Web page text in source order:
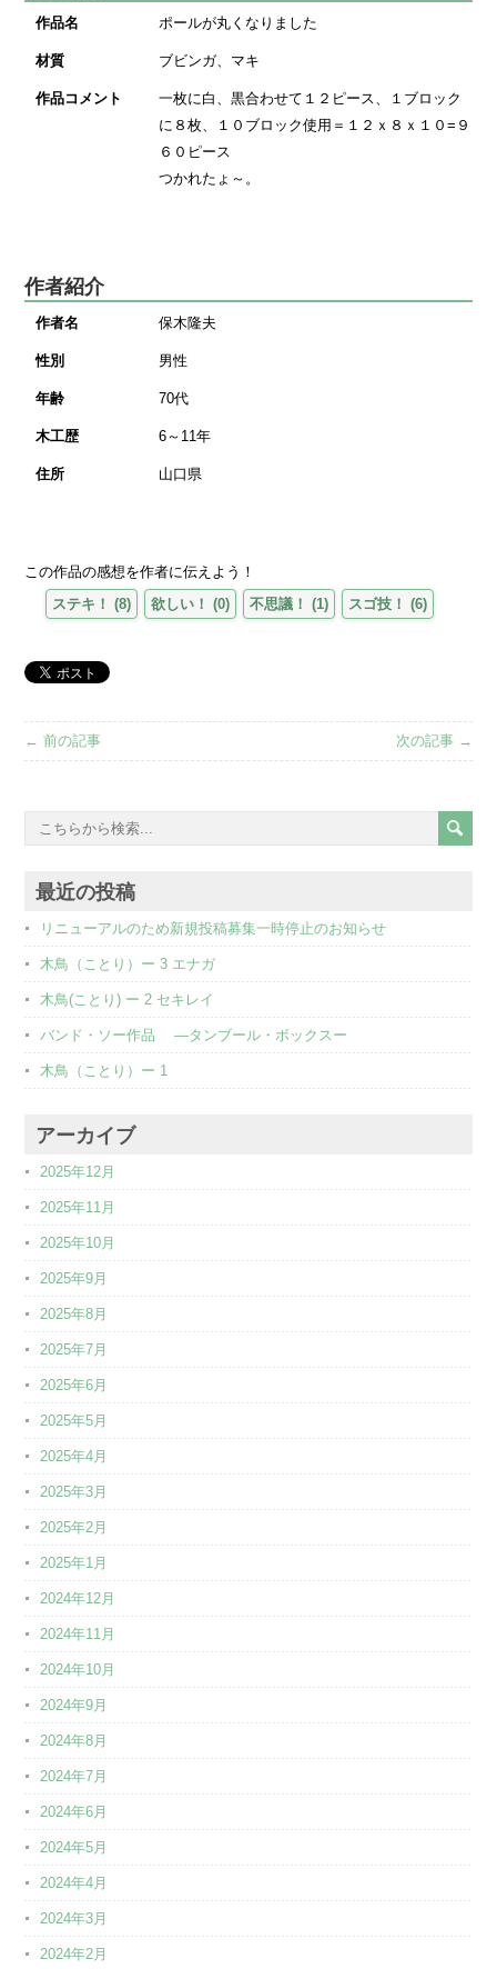
作品名 ポールが丸くなりました
材質 ブビンガ、マキ
作品コメント
一枚に白、黒合わせて１２ピース、１ブロック
に８枚、１０ブロック使用＝１２ｘ８ｘ１０=９
６０ピース
つかれたょ～。
作者紹介
作者名 保木隆夫
性別 男性
年齢 70代
木工歴 6～11年
住所 山口県
この作品の感想を作者に伝えよう！
ステキ！
(8) 欲しい！ (0) 不思議！ (1) スゴ技！ (6)
← 前の記事 次の記事 →
最近の投稿
リニューアルのため新規投稿募集一時停止のお知らせ
木鳥（ことり）ー 3 エナガ
木鳥(ことり) ー 2 セキレイ
バンド・ソー作品 ―タンブール・ボックスー
木鳥（ことり）ー 1
アーカイブ
2025年12月
2025年11月
2025年10月
2025年9月
2025年8月
2025年7月
2025年6月
2025年5月
2025年4月
2025年3月
2025年2月
2025年1月
2024年12月
2024年11月
2024年10月
2024年9月
2024年8月
2024年7月
2024年6月
2024年5月
2024年4月
2024年3月
2024年2月